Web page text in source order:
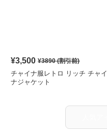
¥3,500 ¥3890(割引前)
チャイナ服レトロ リッチ チャイ
ナジャケット